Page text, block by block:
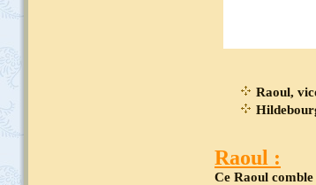
Raoul,
Raoul :
Ce Raoul comble